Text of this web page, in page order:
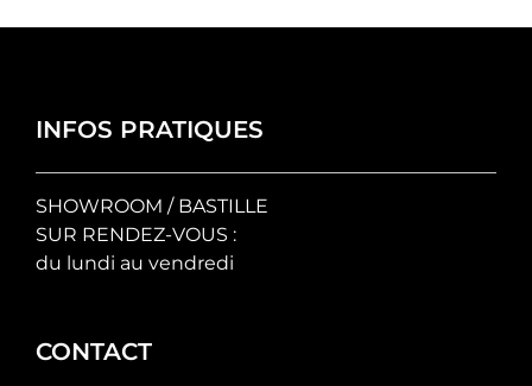
INFOS PRATIQUES
SHOWROOM / BASTILLE
SUR RENDEZ-VOUS :
du lundi au vendredi
CONTACT